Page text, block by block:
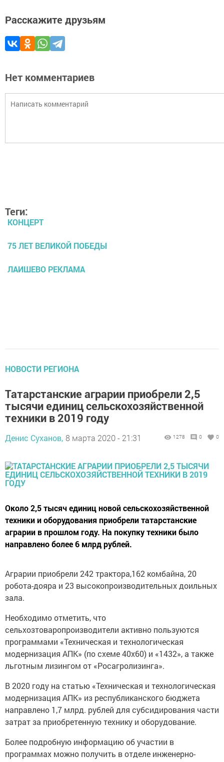
Расскажите друзьям
Нет комментариев
Теги:
КОНЦЕРТ
75 ЛЕТ ВЕЛИКОЙ ПОБЕДЫ
ЛАИШЕВО РЕКЛАМА
НОВОСТИ РЕГИОНА
Татарстанские аграрии приобрели 2,5
тысячи единиц сельскохозяйственной
техники в 2019 году
Денис Суханов, 8 марта 2020 - 21:31 1278 0 0
Около 2,5 тысяч единиц новой сельскохозяйственной
техники и оборудования приобрели татарстанские
аграрии в прошлом году. На покупку техники было
направлено более 6 млрд рублей.
Аграрии приобрели 242 трактора,162 комбайна, 20
робота-дояра и 23 высокопроизводительных доильных
зала.
Необходимо отметить, что
сельхозтоваропроизводители активно пользуются
программами «Техническая и технологическая
модернизация АПК» (по схеме 40х60) и «1432», а также
льготным лизингом от «Росагролизинга».
В 2020 году на статью «Техническая и технологическая
модернизация АПК» из республиканского бюджета
направлено 1,7 млрд. рублей для субсидирования части
затрат за приобретенную технику и оборудование.
Более подробную информацию об участии в
программах можно получить в отделе инженерно-